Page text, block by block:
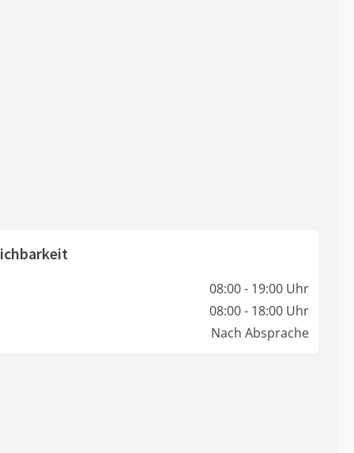
08:00 - 19:00 Uhr
08:00 - 18:00 Uhr
Nach Absprache